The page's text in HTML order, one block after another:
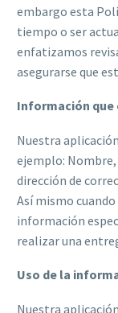
embargo esta
tiempo o ser
enfatizamos
asegurarse que
Información que
Nuestra
ejemplo:
dirección de
Así mismo
información
realizar una
Uso de la
Nuestra